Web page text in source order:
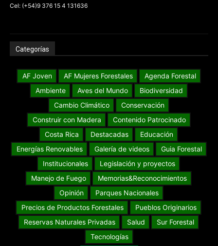
Cel: (+54)9 376 15 4 131636
Categorías
AF Joven AF Mujeres Forestales
Agenda Forestal
Ambiente
Aves del Mundo
Biodiversidad
Cambio Climático
Conservación
Construir con Madera
Contenido Patrocinado
Costa Rica
Destacadas
Educación
Energías Renovables
Galería de videos
Guia Forestal
Institucionales
Legislación y proyectos
Manejo de Fuego
Memorias&Reconocimientos
Opinión
Parques Nacionales
Precios de Productos Forestales
Pueblos Originarios
Reservas Naturales Privadas
Salud
Sur Forestal
Tecnologías